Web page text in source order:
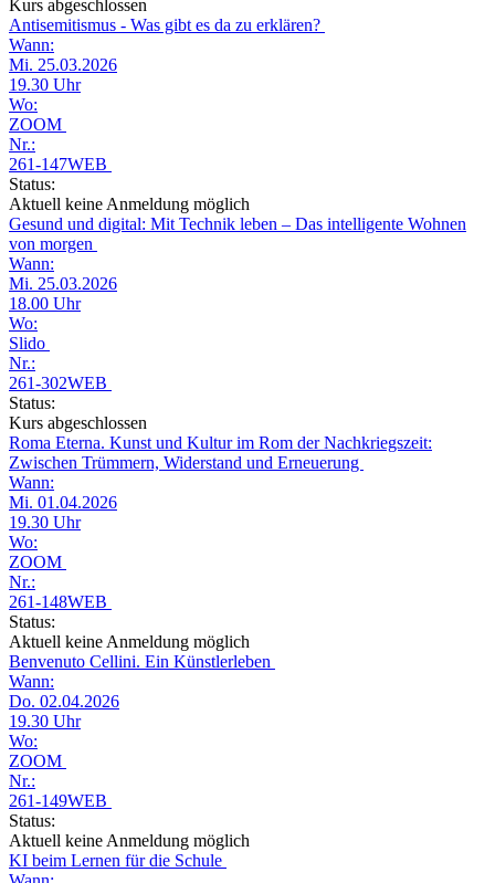
Kurs abgeschlossen
Antisemitismus - Was gibt es da zu erklären?
Wann:
Mi. 25.03.2026
19.30 Uhr
Wo:
ZOOM
Nr.:
261-147WEB
Status:
Aktuell keine Anmeldung möglich
Gesund und digital: Mit Technik leben – Das intelligente Wohnen
von morgen
Wann:
Mi. 25.03.2026
18.00 Uhr
Wo:
Slido
Nr.:
261-302WEB
Status:
Kurs abgeschlossen
Roma Eterna. Kunst und Kultur im Rom der Nachkriegszeit:
Zwischen Trümmern, Widerstand und Erneuerung
Wann:
Mi. 01.04.2026
19.30 Uhr
Wo:
ZOOM
Nr.:
261-148WEB
Status:
Aktuell keine Anmeldung möglich
Benvenuto Cellini. Ein Künstlerleben
Wann:
Do. 02.04.2026
19.30 Uhr
Wo:
ZOOM
Nr.:
261-149WEB
Status:
Aktuell keine Anmeldung möglich
KI beim Lernen für die Schule